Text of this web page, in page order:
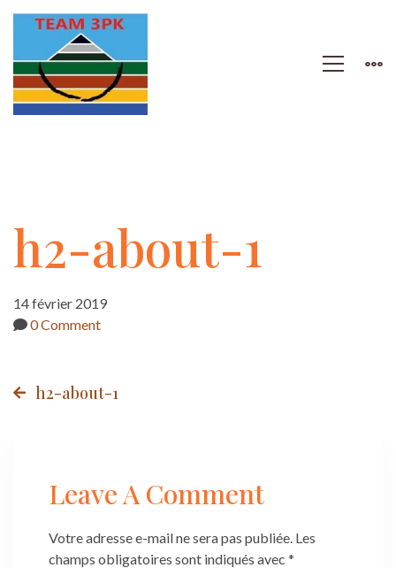
h2-
about-
1
h2-about-1
14 février 2019
0 Comment
Post
h2-about-1
Leave A Comment
Votre adresse e-mail ne sera pas publiée. Les
champs obligatoires sont indiqués avec *